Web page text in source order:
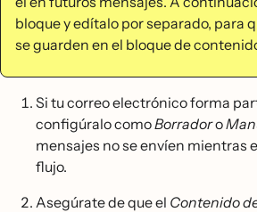
bloque y edítalo por separado, para
se guarden en el bloque de
Si tu correo electrónico forma
configúralo comoBorradoro
mensajes no se envíen mientras
flujo.
Asegúrate de que el Contenido